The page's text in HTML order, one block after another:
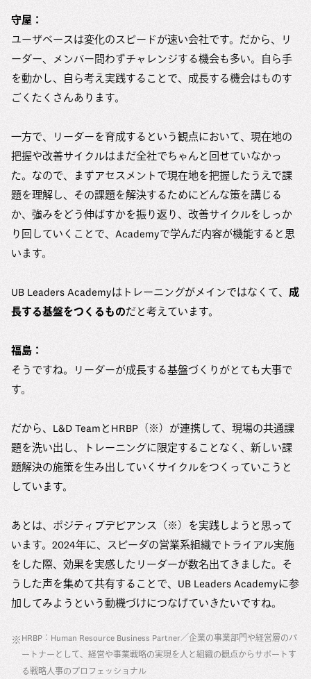
守屋：
ユーザベースは変化のスピードが速い会社です。だから、リ
ーダー、メンバー問わずチャレンジする機会も多い。自ら手
を動かし、自ら考え実践することで、成長する機会はものす
ごくたくさんあります。
一方で、リーダーを育成するという観点において、現在地の
把握や改善サイクルはまだ全社でちゃんと回せていなかっ
た。なので、まずアセスメントで現在地を把握したうえで課
題を理解し、その課題を解決するためにどんな策を講じる
か、強みをどう伸ばすかを振り返り、改善サイクルをしっか
り回していくことで、Academyで学んだ内容が機能すると思
います。
UB Leaders Academyはトレーニングがメインではなくて、 成
長する基盤をつくるものだと考えています。
福島：
そうですね。リーダーが成長する基盤づくりがとても大事で
す。
だから、L&D TeamとHRBP（※）が連携して、現場の共通課
題を洗い出し、トレーニングに限定することなく、新しい課
題解決の施策を生み出していくサイクルをつくっていこうと
しています。
あとは、ポジティブデビアンス（※）を実践しようと思って
います。2024年に、スピーダの営業系組織でトライアル実施
をした際、効果を実感したリーダーが数名出てきました。そ
うした声を集めて共有することで、UB Leaders Academyに参
加してみようという動機づけにつなげていきたいですね。
※ HRBP：Human Resource Business Partner／企業の事業部門や経営層のパ
ートナーとして、経営や事業戦略の実現を人と組織の観点からサポートす
る戦略人事のプロフェッショナル